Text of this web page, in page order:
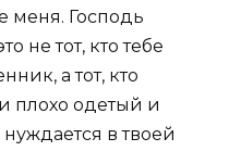
меня. Господь
не тот, кто тебе
а тот, кто
плохо одетый и
в твоей